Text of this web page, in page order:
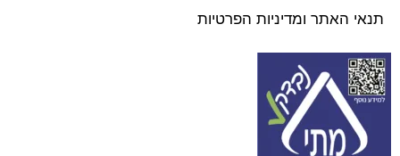
תנאי האתר ומדיניות הפרטיות